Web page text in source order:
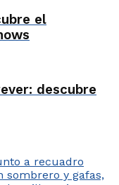
el
descubre